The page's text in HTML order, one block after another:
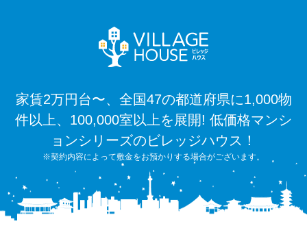
家賃2万円台〜、全国47の都道府県に1,000物
件以上、100,000室以上を展開! 低価格マンシ
ョンシリーズのビレッジハウス！
※契約内容によって敷金をお預かりする場合がございます。